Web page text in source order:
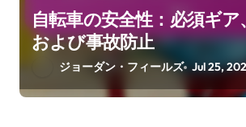
自転車の安全性：必須ギア
および事故防止
ジョーダン・フィールズ Jul 25,